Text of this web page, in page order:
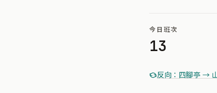
今日班次
13
反向：四腳亭 →